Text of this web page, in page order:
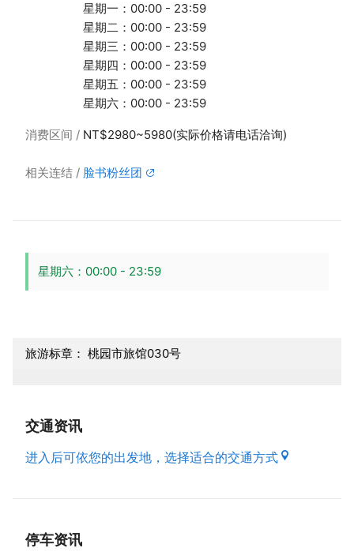
星期一：00:00 - 23:59
星期二：00:00 - 23:59
星期三：00:00 - 23:59
星期四：00:00 - 23:59
星期五：00:00 - 23:59
星期六：00:00 - 23:59
消费区间 NT$2980~5980(实际价格请电话洽询)
相关连结 脸书粉丝团
星期六：00:00 - 23:59
旅游标章： 桃园市旅馆030号
交通资讯
进入后可依您的出发地，选择适合的交通方式
停车资讯